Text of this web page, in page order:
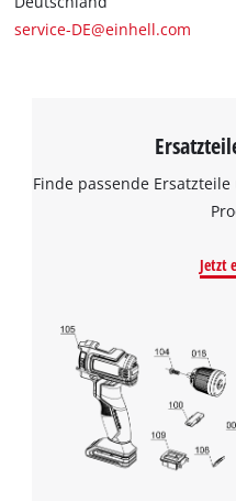
Wir
This
to
visitor. The
the site
to the
service-DE@einhell.com
Finde passende
Jetzt